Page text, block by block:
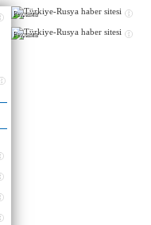
Реклама
Реклама